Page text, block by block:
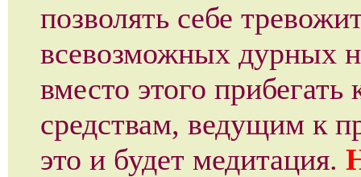
позволять себе
всевозможных дурных
вместо этого
средствам, ведущим к
это и будет медитация.